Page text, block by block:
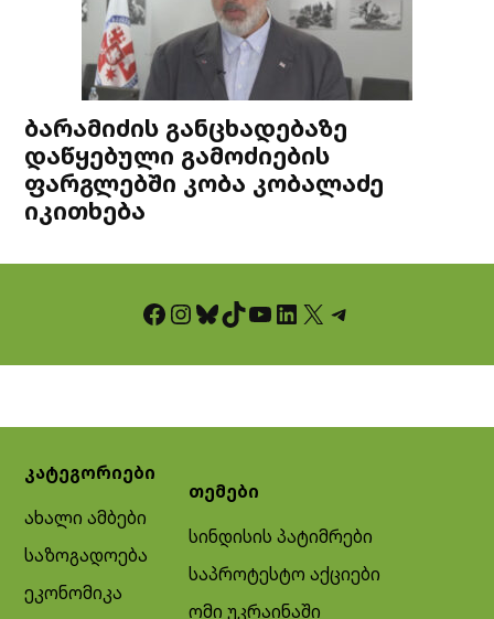
ბარამიძის განცხადებაზე
დაწყებული გამოძიების
ფარგლებში კობა კობალაძე
იკითხება
Facebook InstagramBluesky TikTok YouTube LinkedIn X Telegram
კატეგორიები
ახალი ამბები
საზოგადოება
ეკონომიკა
თემები
სინდისის პატიმრები
საპროტესტო აქციები
ომი უკრაინაში